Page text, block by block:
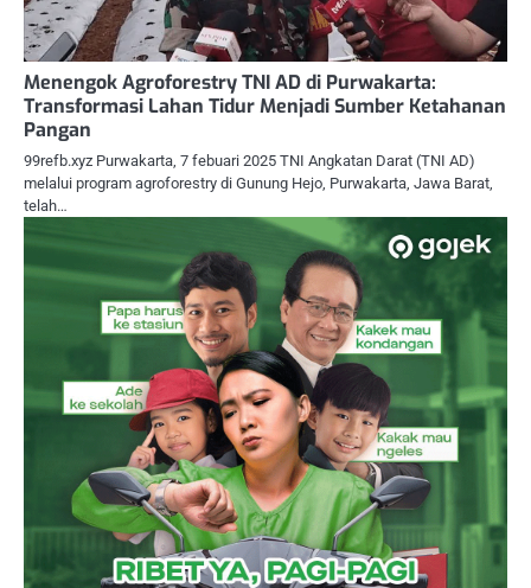
Menengok Agroforestry TNI AD di Purwakarta:
Transformasi Lahan Tidur Menjadi Sumber Ketahanan
Pangan
99refb.xyz Purwakarta, 7 febuari 2025 TNI Angkatan Darat (TNI AD)
melalui program agroforestry di Gunung Hejo, Purwakarta, Jawa Barat,
telah…